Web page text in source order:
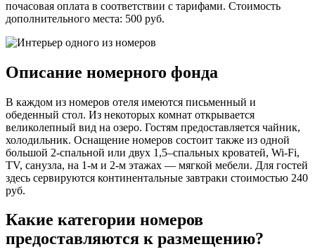
почасовая оплата в соответствии с тарифами. Стоимость
дополнительного места: 500 руб.
Описание номерного фонда
В каждом из номеров отеля имеются письменный и
обеденный стол. Из некоторых комнат открывается
великолепный вид на озеро. Гостям предоставляется чайник,
холодильник. Оснащение номеров состоит также из одной
большой 2-спальной или двух 1,5–спальных кроватей, Wi-Fi,
TV, санузла, на 1-м и 2-м этажах — мягкой мебели. Для гостей
здесь сервируются континентальные завтраки стоимостью 240
руб.
Какие категории номеров
предоставляются к размещению?